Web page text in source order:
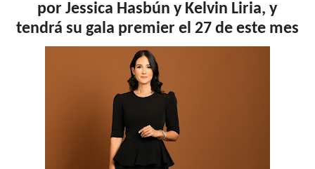
por Jessica Hasbún y Kelvin Liria, y
tendrá su gala premier el 27 de este mes